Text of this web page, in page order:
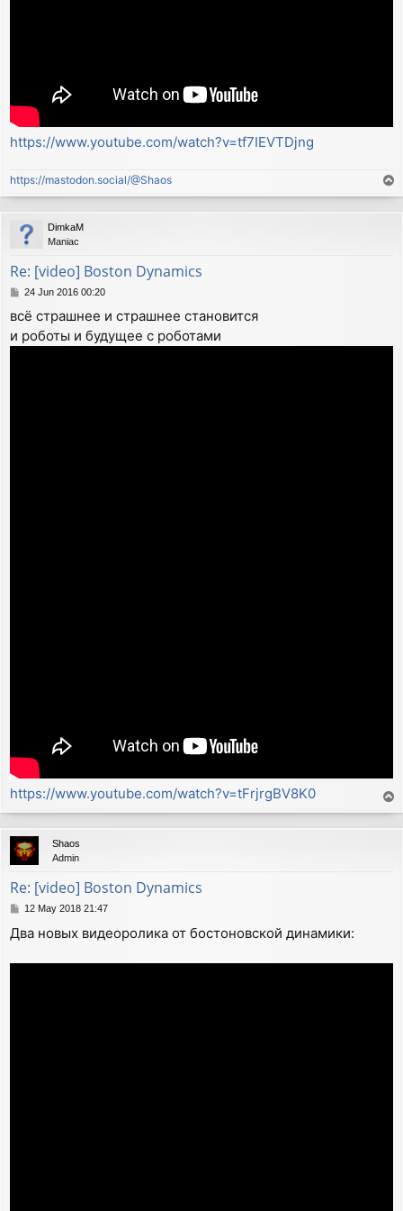
https://www.youtube.com/watch?v=tf7IEVTDjng
https://mastodon.social/@Shaos
o
p
DimkaM
Maniac
Re: [video] Boston Dynamics
P
s
t
24 Jun 2016 00:20
всё страшнее и страшнее становится
и роботы и будущее с роботами
https://www.youtube.com/watch?v=tFrjrgBV8K0
o
p
Shaos
Admin
Re: [video] Boston Dynamics
P
s
12 May 2018 21:47
Два новых видеоролика от бостоновской динамики: